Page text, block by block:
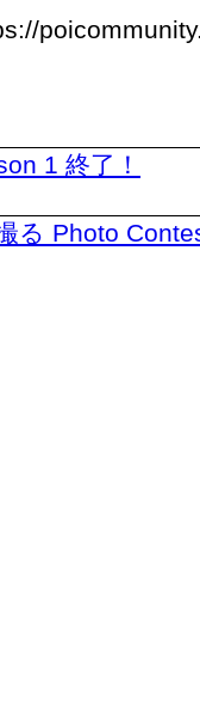
1 終了！
る Photo